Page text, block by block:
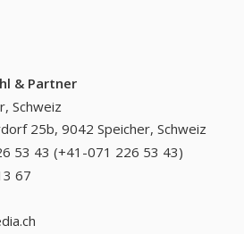
& Partner
Schweiz
25b, 9042 Speicher, Schweiz
53 43 (+41-071 226 53 43)
67